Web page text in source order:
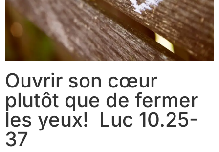
Ouvrir son cœur
plutôt que de fermer
les yeux! Luc 10.25-
37